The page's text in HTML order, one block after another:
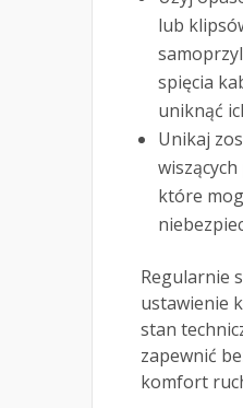
lub
spięcia
uniknąć
Unikaj
które
Regularnie
ustawienie
stan
zapewnić
komfort